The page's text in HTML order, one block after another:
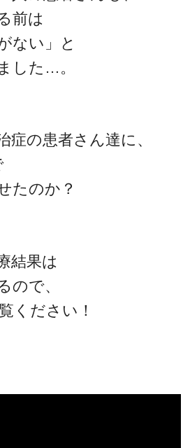
前は
ない」と
した…。
症の患者さん達に、
たのか？
結果は
ので、
ください！